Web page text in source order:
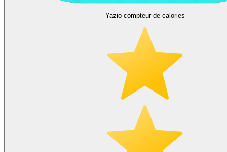
Yazio compteur de calories